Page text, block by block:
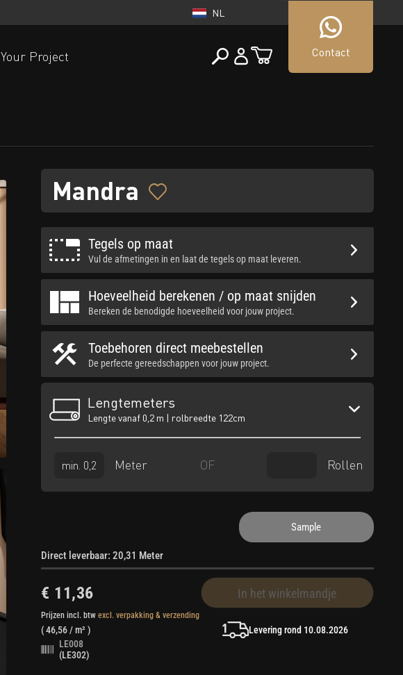
NL
Contact
Your Project
Mandra
Tegels op maat
Vul de afmetingen in en laat de tegels op maat leveren.
Hoeveelheid berekenen / op maat snijden
Bereken de benodigde hoeveelheid voor jouw project.
Toebehoren direct meebestellen
De perfecte gereedschappen voor jouw project.
Lengtemeters
Lengte vanaf 0,2 m | rolbreedte 122cm
Meter OF Rollen
Sample
Direct leverbaar: 20,31 Meter
€ 11,36 In het winkelmandje
Prijzen incl. btwexcl. verpakking & verzending
(46,56/ m² )
LE008
(LE302)
Levering rond 10.08.2026